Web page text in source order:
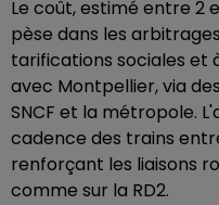
Le coût, estimé entre 2
pèse dans les
tarifications sociales et
avec Montpellier, via
SNCF et la métropole.
cadence des trains
renforçant les liaisons
comme sur la RD2.